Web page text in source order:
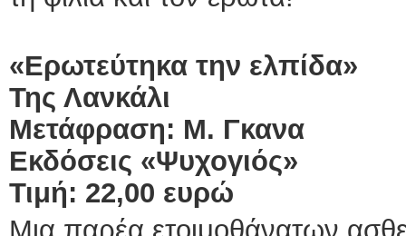
«Ερωτεύτηκα την ελπίδα»
Της Λανκάλι
Μετάφραση: Μ. Γκανα
Εκδόσεις «Ψυχογιός»
Τιμή: 22,00 ευρώ